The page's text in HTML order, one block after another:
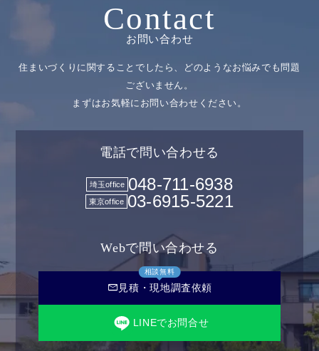
Contact
お問い合わせ
住まいづくりに関することでしたら、どのようなお悩みでも問題
ございません。
まずはお気軽にお問い合わせください。
電話で問い合わせる
埼玉office 048-711-6938
東京office 03-6915-5221
Webで問い合わせる
相談無料
mail見積・現地調査依頼
LINEでお問合せ